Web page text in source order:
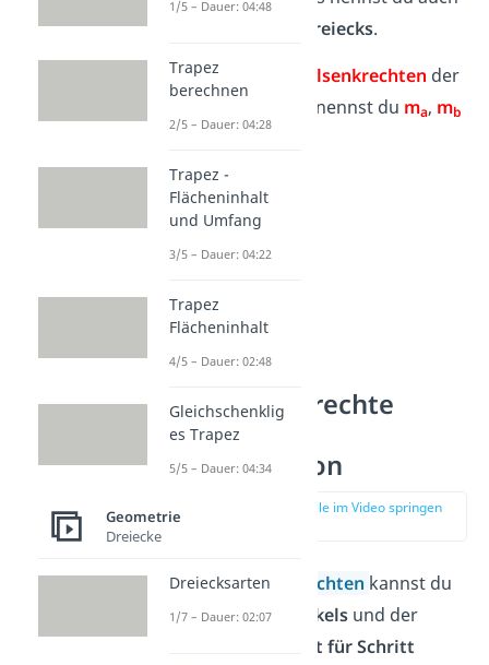
Umkreis eines Dreiecks.
Merke:
Mittelsenkrechten der
Seiten a, b und c nennst du ma, mb
und
Mittelsenkrechte
Dreieck —
Konstruktion
zur Stelle im Video springen
DieMittelsenkrechten kannst du
mithilfe eines
Zirkelsund der
Schritt für Schritt
1/5 – Dauer: 04:48
Trapez
berechnen
2/5 – Dauer: 04:28
Trapez -
Flächeninhalt
und Umfang
3/5 – Dauer: 04:22
Trapez
Flächeninhalt
4/5 – Dauer: 02:48
Gleichschenklig
es Trapez
5/5 – Dauer: 04:34
Geometrie
Dreiecke
Dreiecksarten
1/7 – Dauer: 02:07